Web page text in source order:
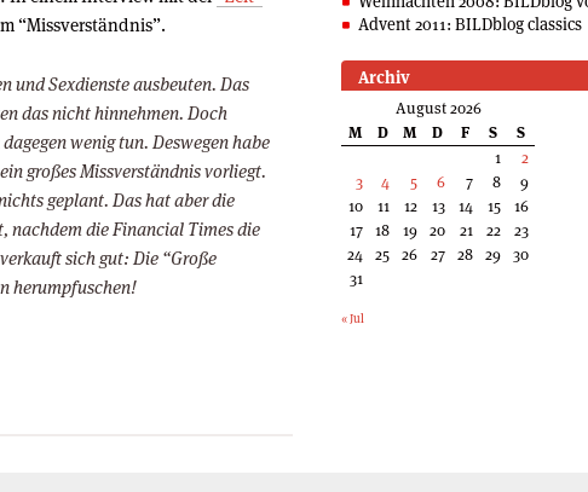
“Missverständnis”.
und Sexdienste ausbeuten. Das
das nicht hinnehmen. Doch
wenig tun. Deswegen habe
großes Missverständnis vorliegt.
geplant. Das hat aber die
nachdem die Financial Times die
sich gut: Die “Große
herumpfuschen!
Advent 2011: BILDblog classics
Archiv
August 2026
M
D M D F S
S
1
2
3
4 5 6 7 8
9
10
11 12 13 14 15
16
17 18 19 20 21 22
23
24 25 26 27 28 29 30
31
« Jul